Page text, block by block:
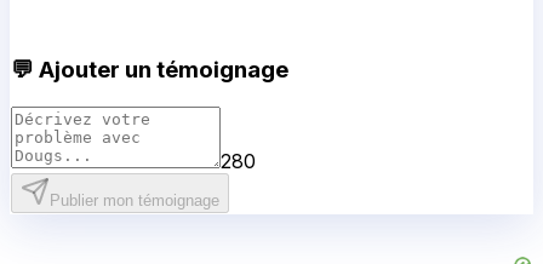
💬 Ajouter un témoignage
280
Publier mon témoignage